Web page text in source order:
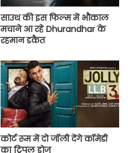
साउथ की इस फिल्म में भौकाल
मचाने आ रहे Dhurandhar के
रहमान डकैत
कोर्ट रूम में दो जॉली देंगे कॉमेडी
का ट्रिपल डोज